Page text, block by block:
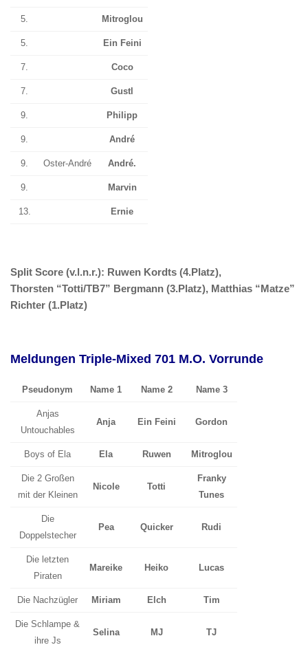
5. Mitroglou
5. Ein Feini
7. Coco
7. Gustl
9. Philipp
9. André
9. Oster-André André.
9. Marvin
13. Ernie
Split Score (v.l.n.r.): Ruwen Kordts (4.Platz),
Thorsten “Totti/TB7” Bergmann (3.Platz), Matthias “Matze”
Richter (1.Platz)
Meldungen Triple-Mixed 701 M.O. Vorrunde
Pseudonym Name 1 Name 2 Name 3
Anjas
Untouchables
Anja Ein Feini Gordon
Boys of Ela Ela Ruwen Mitroglou
Die 2 Großen
mit der Kleinen
Nicole Totti
Franky
Tunes
Die
Doppelstecher
Pea Quicker Rudi
Die letzten
Piraten
Mareike Heiko Lucas
Die Nachzügler Miriam Elch Tim
Die Schlampe &
ihre Js
Selina MJ TJ